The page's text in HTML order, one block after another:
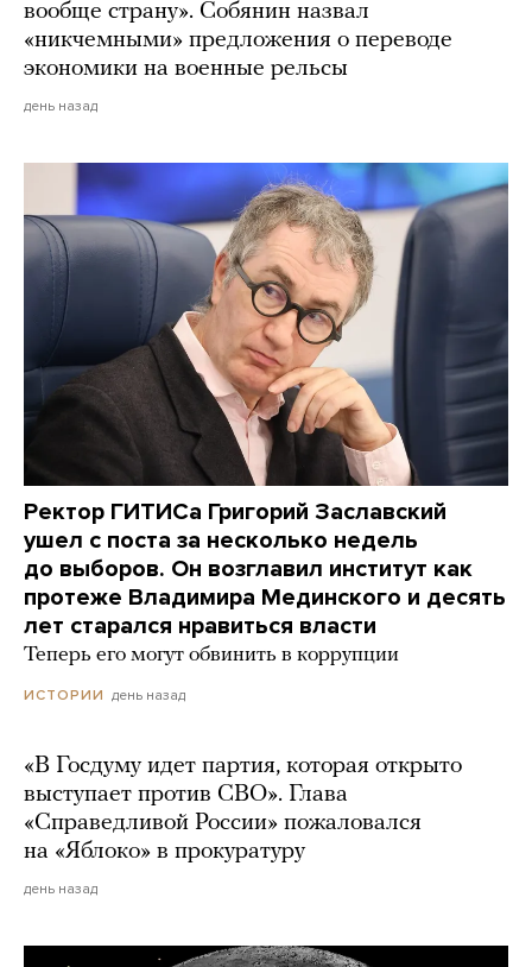
вообще страну». Собянин назвал
«никчемными» предложения о переводе
экономики на военные рельсы
день назад
Ректор ГИТИСа Григорий Заславский
ушел с поста за несколько недель
до выборов. Он возглавил институт как
протеже Владимира Мединского и десять
лет старался нравиться власти
Теперь его могут обвинить в коррупции
ИСТОРИИ день назад
«В Госдуму идет партия, которая открыто
выступает против СВО». Глава
«Справедливой России» пожаловался
на «Яблоко» в прокуратуру
день назад